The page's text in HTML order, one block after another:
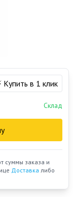
Купить в 1 клик
Склад
суммы заказа и
Доставка либо